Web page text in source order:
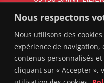
Nous respectons
Nous utilisons des
expérience de
contenus personnalisés
cliquant sur « Accepter »,
Nous contacter
05 61 05 23 37
82 Rue Sebile